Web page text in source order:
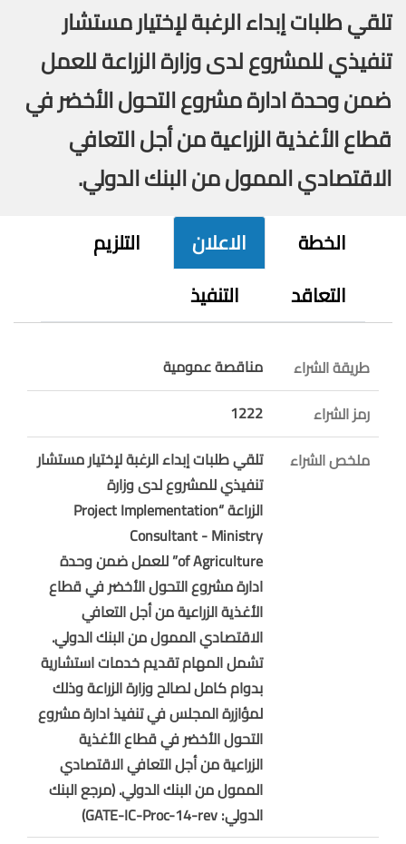
تلقي طلبات إبداء الرغبة لإختيار مستشار
تنفيذي للمشروع لدى وزارة الزراعة للعمل
ضمن وحدة ادارة مشروع التحول الأخضر في
قطاع الأغذية الزراعية من أجل التعافي
الاقتصادي الممول من البنك الدولي.
الخطة الاعلان
التلزيم
التعاقد
التنفيذ
طريقة الشراء
مناقصة عمومية
رمز الشراء
1222
ملخص الشراء
تلقي طلبات إبداء الرغبة لإختيار مستشار
تنفيذي للمشروع لدى وزارة
الزراعة “Project Implementation
Consultant - Ministry
of Agriculture” للعمل ضمن وحدة
ادارة مشروع التحول الأخضر في قطاع
الأغذية الزراعية من أجل التعافي
الاقتصادي الممول من البنك الدولي.
تشمل المهام تقديم خدمات استشارية
بدوام كامل لصالح وزارة الزراعة وذلك
لمؤازرة المجلس في تنفيذ ادارة مشروع
التحول الأخضر في قطاع الأغذية
الزراعية من أجل التعافي الاقتصادي
الممول من البنك الدولي. (مرجع البنك
الدولي: GATE-IC-Proc-14-rev)